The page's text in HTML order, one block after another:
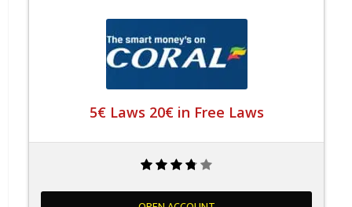
5€ Laws 20€ in Free Laws